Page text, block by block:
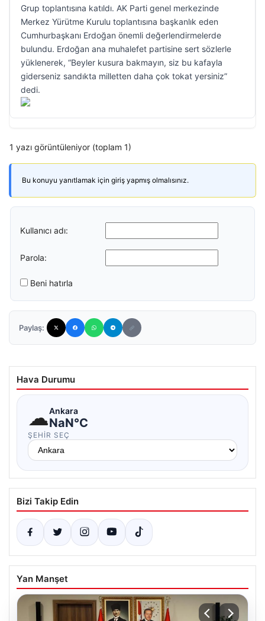
Grup toplantısına katıldı. AK Parti genel merkezinde
Merkez Yürütme Kurulu toplantısına başkanlık eden
Cumhurbaşkanı Erdoğan önemli değerlendirmelerde
bulundu. Erdoğan ana muhalefet partisine sert sözlerle
yüklenerek, “Beyler kusura bakmayın, siz bu kafayla
giderseniz sandıkta milletten daha çok tokat yersiniz”
dedi.
1 yazı görüntüleniyor (toplam 1)
Bu konuyu yanıtlamak için giriş yapmış olmalısınız.
Kullanıcı adı:
Parola:
Beni hatırla
Paylaş:
Hava Durumu
☁Ankara
NaN°C
ŞEHIR SEÇ
Bizi Takip Edin
Yan Manşet